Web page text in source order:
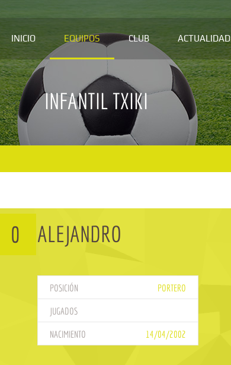
INICIO EQUIPOS CLUB ACTUALIDAD
INFANTIL TXIKI
0 ALEJANDRO
POSICIÓN PORTERO
JUGADOS
NACIMIENTO 14/04/2002